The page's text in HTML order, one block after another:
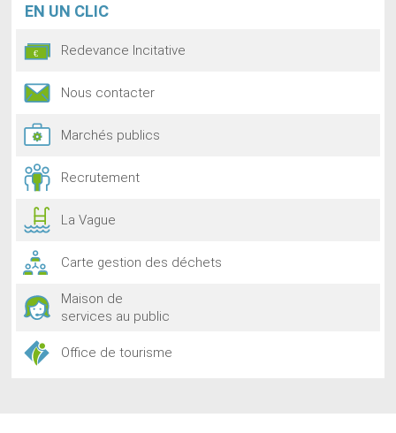
EN UN CLIC
Redevance Incitative
Nous contacter
Marchés publics
Recrutement
La Vague
Carte gestion des déchets
Maison de
services au public
Office de tourisme